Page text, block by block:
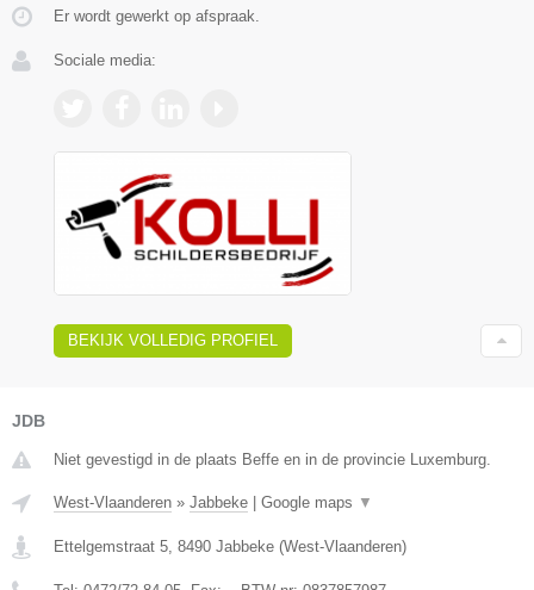
Er wordt gewerkt op afspraak.
Sociale media:
BEKIJK VOLLEDIG PROFIEL
JDB
Niet gevestigd in de plaats Beffe en in de provincie Luxemburg.
West-Vlaanderen » Jabbeke Google maps ▼
Ettelgemstraat 5, 8490 Jabbeke (West-Vlaanderen)